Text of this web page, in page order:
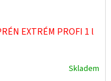
EXTRÉM PROFI 1 l
Skladem